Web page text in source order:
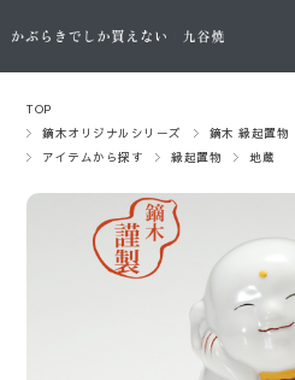
TOP
鏑木オリジナルシリーズ
鏑木 縁起置物
アイテムから探す
縁起置物 地蔵